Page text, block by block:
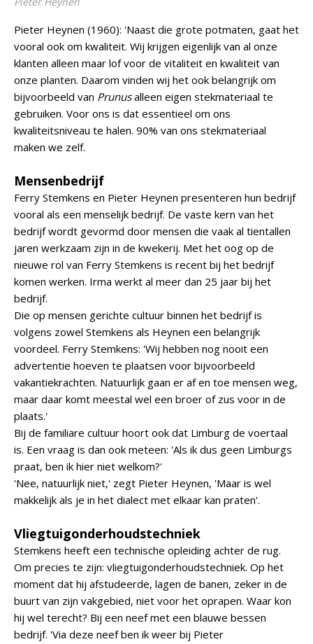
Pieter Heynen (1960): 'Naast die grote potmaten, gaat het
vooral ook om kwaliteit. Wij krijgen eigenlijk van al onze
klanten alleen maar lof voor de vitaliteit en kwaliteit van
onze planten. Daarom vinden wij het ook belangrijk om
bijvoorbeeld van Prunusalleen eigen stekmateriaal te
gebruiken. Voor ons is dat essentieel om ons
kwaliteitsniveau te halen. 90% van ons stekmateriaal
maken we zelf.
Mensenbedrijf
Ferry Stemkens en Pieter Heynen presenteren hun bedrijf
vooral als een menselijk bedrijf. De vaste kern van het
bedrijf wordt gevormd door mensen die vaak al tientallen
jaren werkzaam zijn in de kwekerij. Met het oog op de
nieuwe rol van Ferry Stemkens is recent bij het bedrijf
komen werken. Irma werkt al meer dan 25 jaar bij het
bedrijf.
Die op mensen gerichte cultuur binnen het bedrijf is
volgens zowel Stemkens als Heynen een belangrijk
voordeel. Ferry Stemkens: 'Wij hebben nog nooit een
advertentie hoeven te plaatsen voor bijvoorbeeld
vakantiekrachten. Natuurlijk gaan er af en toe mensen weg,
maar daar komt meestal wel een broer of zus voor in de
plaats.'
Bij de familiare cultuur hoort ook dat Limburg de voertaal
is. Een vraag is dan ook meteen: 'Als ik dus geen Limburgs
praat, ben ik hier niet welkom?'
'Nee, natuurlijk niet,' zegt Pieter Heynen, 'Maar is wel
makkelijk als je in het dialect met elkaar kan praten'.
Vliegtuigonderhoudstechniek
Stemkens heeft een technische opleiding achter de rug.
Om precies te zijn: vliegtuigonderhoudstechniek. Op het
moment dat hij afstudeerde, lagen de banen, zeker in de
buurt van zijn vakgebied, niet voor het oprapen. Waar kon
hij wel terecht? Bij een neef met een blauwe bessen
bedrijf. 'Via deze neef ben ik weer bij Pieter